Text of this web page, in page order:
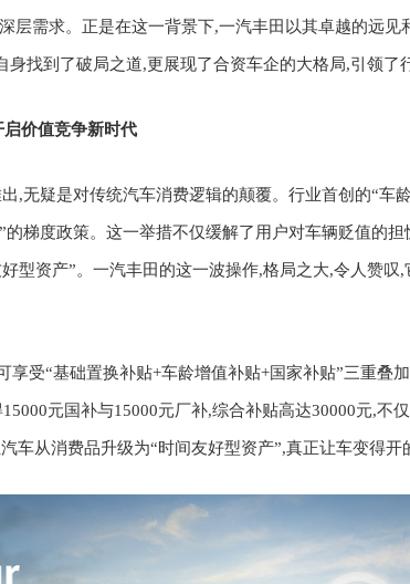
层需求。正是在这一背景下,一汽丰田以其卓越的远见
身找到了破局之道,更展现了合资车企的大格局,引领了
启价值竞争新时代
,无疑是对传统汽车消费逻辑的颠覆。行业首创的“车
梯度政策。这一举措不仅缓解了用户对车辆贬值的
型资产”。一汽丰田的这一波操作,格局之大,令人赞
享受“基础置换补贴+车龄增值补贴+国家补贴”三重叠
元国补与15000元厂补,综合补贴高达30000元,不
车从消费品升级为“时间友好型资产”,真正让车变得开